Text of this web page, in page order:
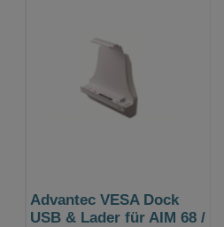
Advantec VESA Dock
USB & Lader für AIM 68 /